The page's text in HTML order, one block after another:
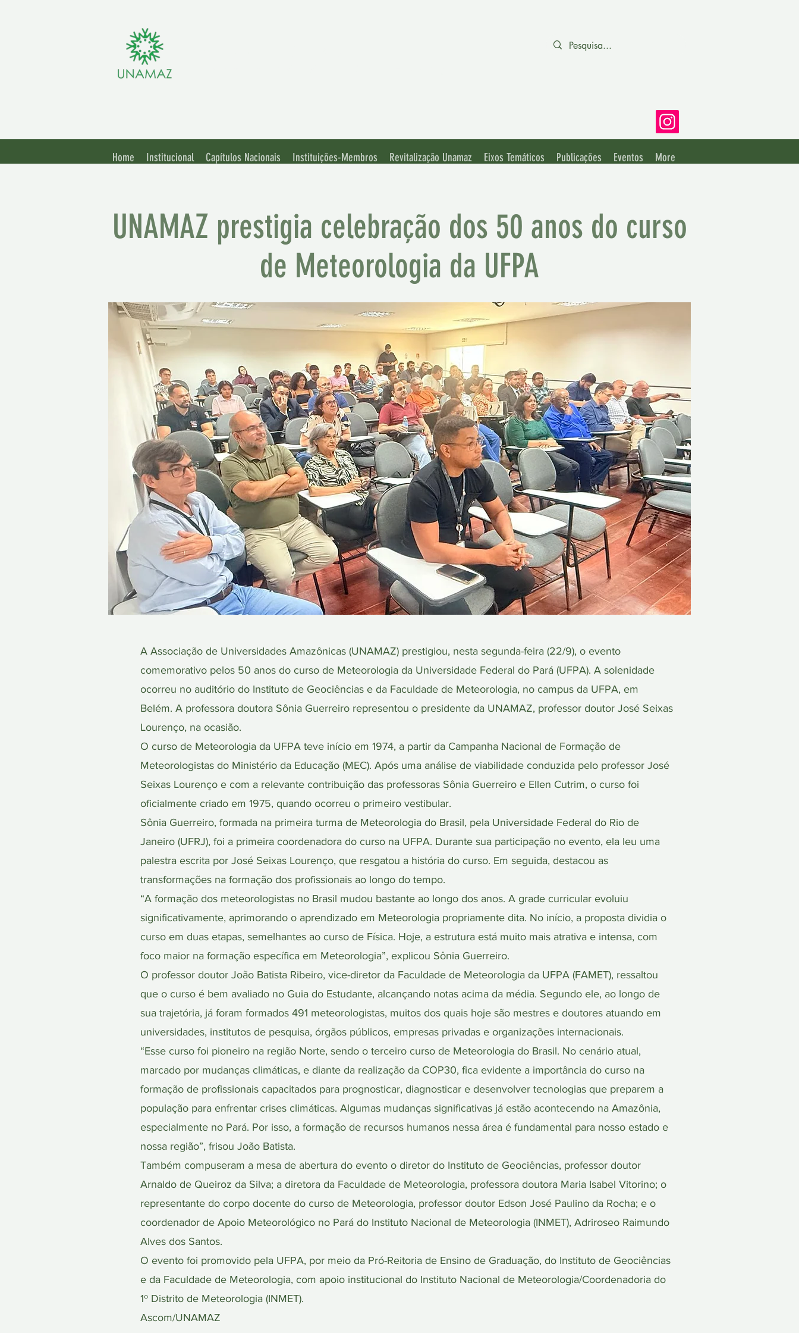
Home Institucional Capítulos Nacionais Instituições-Membros Revitalização Unamaz Eixos Temáticos Publicações Eventos More
UNAMAZ prestigia celebração dos 50 anos do curso
de Meteorologia da UFPA
A Associação de Universidades Amazônicas (UNAMAZ) prestigiou, nesta segunda-feira (22/9), o evento
comemorativo pelos 50 anos do curso de Meteorologia da Universidade Federal do Pará (UFPA). A solenidade
ocorreu no auditório do Instituto de Geociências e da Faculdade de Meteorologia, no campus da UFPA, em
Belém. A professora doutora Sônia Guerreiro representou o presidente da UNAMAZ, professor doutor José Seixas
Lourenço, na ocasião.
O curso de Meteorologia da UFPA teve início em 1974, a partir da Campanha Nacional de Formação de
Meteorologistas do Ministério da Educação (MEC). Após uma análise de viabilidade conduzida pelo professor José
Seixas Lourenço e com a relevante contribuição das professoras Sônia Guerreiro e Ellen Cutrim, o curso foi
oficialmente criado em 1975, quando ocorreu o primeiro vestibular.
Sônia Guerreiro, formada na primeira turma de Meteorologia do Brasil, pela Universidade Federal do Rio de
Janeiro (UFRJ), foi a primeira coordenadora do curso na UFPA. Durante sua participação no evento, ela leu uma
palestra escrita por José Seixas Lourenço, que resgatou a história do curso. Em seguida, destacou as
transformações na formação dos profissionais ao longo do tempo.
“A formação dos meteorologistas no Brasil mudou bastante ao longo dos anos. A grade curricular evoluiu
significativamente, aprimorando o aprendizado em Meteorologia propriamente dita. No início, a proposta dividia o
curso em duas etapas, semelhantes ao curso de Física. Hoje, a estrutura está muito mais atrativa e intensa, com
foco maior na formação específica em Meteorologia”, explicou Sônia Guerreiro.
O professor doutor João Batista Ribeiro, vice-diretor da Faculdade de Meteorologia da UFPA (FAMET), ressaltou
que o curso é bem avaliado no Guia do Estudante, alcançando notas acima da média. Segundo ele, ao longo de
sua trajetória, já foram formados 491 meteorologistas, muitos dos quais hoje são mestres e doutores atuando em
universidades, institutos de pesquisa, órgãos públicos, empresas privadas e organizações internacionais.
“Esse curso foi pioneiro na região Norte, sendo o terceiro curso de Meteorologia do Brasil. No cenário atual,
marcado por mudanças climáticas, e diante da realização da COP30, fica evidente a importância do curso na
formação de profissionais capacitados para prognosticar, diagnosticar e desenvolver tecnologias que preparem a
população para enfrentar crises climáticas. Algumas mudanças significativas já estão acontecendo na Amazônia,
especialmente no Pará. Por isso, a formação de recursos humanos nessa área é fundamental para nosso estado e
nossa região”, frisou João Batista.
Também compuseram a mesa de abertura do evento o diretor do Instituto de Geociências, professor doutor
Arnaldo de Queiroz da Silva; a diretora da Faculdade de Meteorologia, professora doutora Maria Isabel Vitorino; o
representante do corpo docente do curso de Meteorologia, professor doutor Edson José Paulino da Rocha; e o
coordenador de Apoio Meteorológico no Pará do Instituto Nacional de Meteorologia (INMET), Adriroseo Raimundo
Alves dos Santos.
O evento foi promovido pela UFPA, por meio da Pró-Reitoria de Ensino de Graduação, do Instituto de Geociências
e da Faculdade de Meteorologia, com apoio institucional do Instituto Nacional de Meteorologia/Coordenadoria do
1º Distrito de Meteorologia (INMET).
Ascom/UNAMAZ